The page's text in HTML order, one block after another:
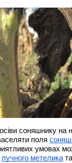
соняшнику на
поля
умовах
лучного метелика